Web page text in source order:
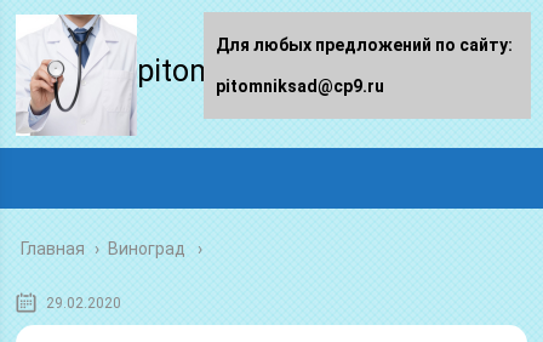
pitomniksad.ru
Главная › Виноград
29.02.2020
Для любых предложений по сайту:
pitomniksad@cp9.ru